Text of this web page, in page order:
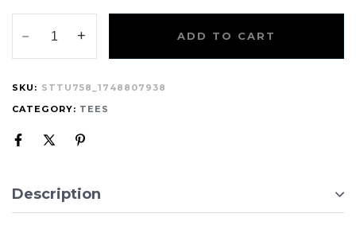
ADD TO CART
SKU: STTU758_1748807938
CATEGORY: TEES
Description